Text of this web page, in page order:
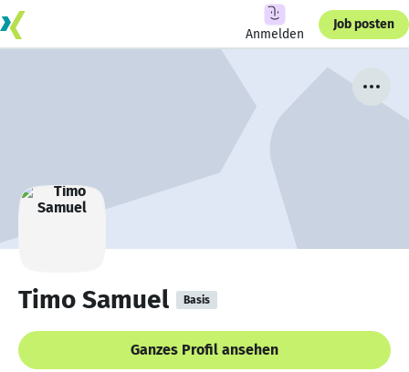
Anmelden
Job posten
Timo Samuel Basis
Ganzes Profil ansehen